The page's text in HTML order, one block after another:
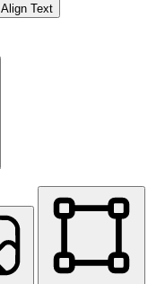
Align Text